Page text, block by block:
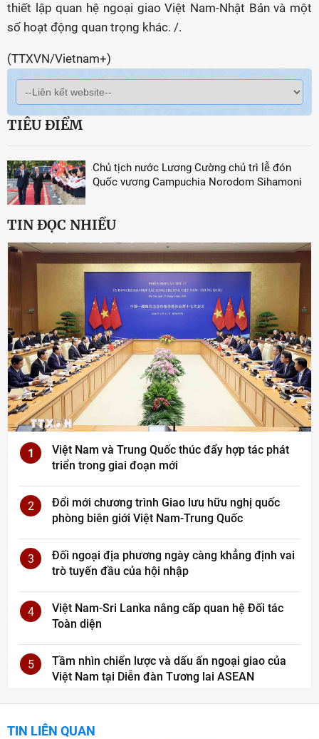
thiết lập quan hệ ngoại giao Việt Nam-Nhật Bản và một
số hoạt động quan trọng khác. /.
(TTXVN/Vietnam+)
TIÊU ĐIỂM
Chủ tịch nước Lương Cường chủ trì lễ đón
Quốc vương Campuchia Norodom Sihamoni
TIN ĐỌC NHIỀU
1
Việt Nam và Trung Quốc thúc đẩy hợp tác phát
triển trong giai đoạn mới
2
Đổi mới chương trình Giao lưu hữu nghị quốc
phòng biên giới Việt Nam-Trung Quốc
3
Đối ngoại địa phương ngày càng khẳng định vai
trò tuyến đầu của hội nhập
4
Việt Nam-Sri Lanka nâng cấp quan hệ Đối tác
Toàn diện
5
Tầm nhìn chiến lược và dấu ấn ngoại giao của
Việt Nam tại Diễn đàn Tương lai ASEAN
TIN LIÊN QUAN